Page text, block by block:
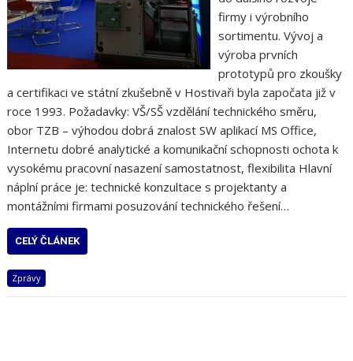
firmy i výrobního
sortimentu. Vývoj a
výroba prvních
prototypů pro zkoušky
a certifikaci ve státní zkušebně v Hostivaři byla započata již v
roce 1993. Požadavky: VŠ/SŠ vzdělání technického směru,
obor TZB – výhodou dobrá znalost SW aplikací MS Office,
Internetu dobré analytické a komunikační schopnosti ochota k
vysokému pracovní nasazení samostatnost, flexibilita Hlavní
náplní práce je: technické konzultace s projektanty a
montážními firmami posuzování technického řešení…
CELÝ ČLÁNEK
Zprávy